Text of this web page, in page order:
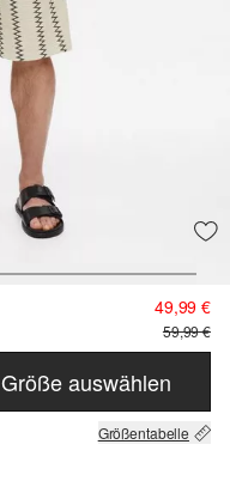
49,99 €
59,99 €
Größe auswählen
Größentabelle